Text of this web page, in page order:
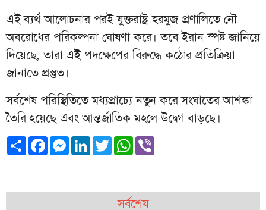
এই ব্যর্থ আলোচনার পরই যুক্তরাষ্ট্র হরমুজ প্রণালিতে নৌ-
অবরোধের পরিকল্পনা ঘোষণা করে। তবে ইরান স্পষ্ট জানিয়ে
দিয়েছে, তারা এই পদক্ষেপের বিরুদ্ধে কঠোর প্রতিক্রিয়া
জানাতে প্রস্তুত।
সর্বশেষ পরিস্থিতিতে মধ্যপ্রাচ্যে নতুন করে সংঘাতের আশঙ্কা
তৈরি হয়েছে এবং আন্তর্জাতিক মহলে উদ্বেগ বাড়ছে।
ShareFacebookMessenger
LinkedInTwitterWhatsApp
সর্বশেষ